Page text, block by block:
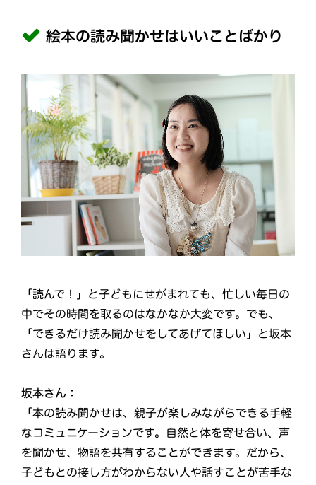
絵本の読み聞かせはいいことばかり
「読んで！」と子どもにせがまれても、忙しい毎日の
中でその時間を取るのはなかなか大変です。でも、
「できるだけ読み聞かせをしてあげてほしい」と坂本
さんは語ります。
坂本さん：
「本の読み聞かせは、親子が楽しみながらできる手軽
なコミュニケーションです。自然と体を寄せ合い、声
を聞かせ、物語を共有することができます。だから、
子どもとの接し方がわからない人や話すことが苦手な